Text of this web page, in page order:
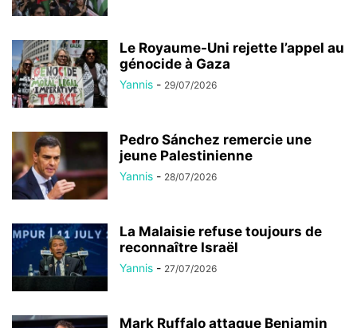
Le Royaume-Uni rejette l’appel au
génocide à Gaza
Yannis - 29/07/2026
Pedro Sánchez remercie une
jeune Palestinienne
Yannis - 28/07/2026
La Malaisie refuse toujours de
reconnaître Israël
Yannis - 27/07/2026
Mark Ruffalo attaque Benjamin